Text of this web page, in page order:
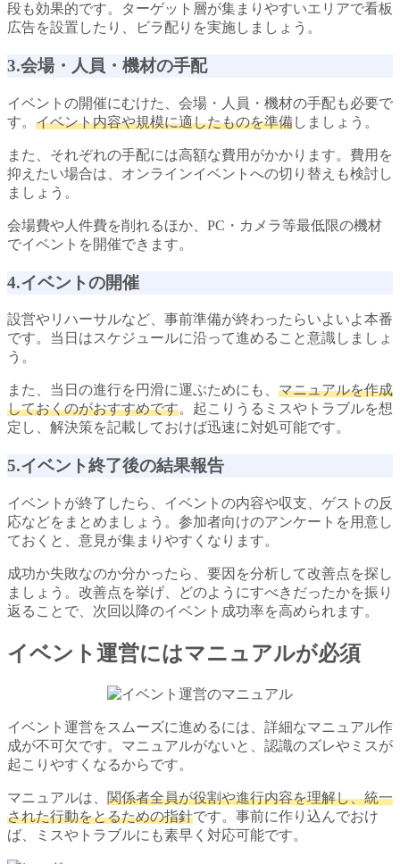
段も効果的です。ターゲット層が集まりやすいエリアで看板
広告を設置したり、ビラ配りを実施しましょう。
3.会場・人員・機材の手配
イベントの開催にむけた、会場・人員・機材の手配も必要で
す。 イベント内容や規模に適したものを準備しましょう。
また、それぞれの手配には高額な費用がかかります。費用を
抑えたい場合は、オンラインイベントへの切り替えも検討し
ましょう。
会場費や人件費を削れるほか、PC・カメラ等最低限の機材
でイベントを開催できます。
4.イベントの開催
設営やリハーサルなど、事前準備が終わったらいよいよ本番
です。当日はスケジュールに沿って進めること意識しましょ
う。
また、当日の進行を円滑に運ぶためにも、 マニュアルを作成
しておくのがおすすめです。起こりうるミスやトラブルを想
定し、解決策を記載しておけば迅速に対処可能です。
5.イベント終了後の結果報告
イベントが終了したら、イベントの内容や収支、ゲストの反
応などをまとめましょう。参加者向けのアンケートを用意し
ておくと、意見が集まりやすくなります。
成功か失敗なのか分かったら、要因を分析して改善点を探し
ましょう。改善点を挙げ、どのようにすべきだったかを振り
返ることで、次回以降のイベント成功率を高められます。
イベント運営にはマニュアルが必須
イベント運営をスムーズに進めるには、詳細なマニュアル作
成が不可欠です。マニュアルがないと、認識のズレやミスが
起こりやすくなるからです。
マニュアルは、 関係者全員が役割や進行内容を理解し、統一
された行動をとるための指針です。事前に作り込んでおけ
ば、ミスやトラブルにも素早く対応可能です。